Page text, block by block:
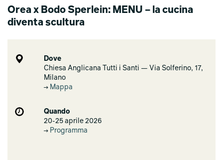
Orea x Bodo Sperlein: MENU – la cucina
diventa scultura
Dove
Chiesa Anglicana Tutti i Santi — Via Solferino, 17,
Milano
Mappa
Quando
20-25 aprile 2026
Programma